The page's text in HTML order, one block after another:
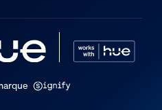
et la télécommande Hue